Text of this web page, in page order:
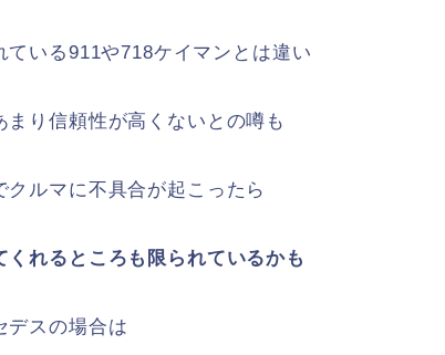
ている911や718ケイマンとは違い
まり信頼性が高くないとの噂も
クルマに不具合が起こったら
くれるところも限られているかも
デスの場合は